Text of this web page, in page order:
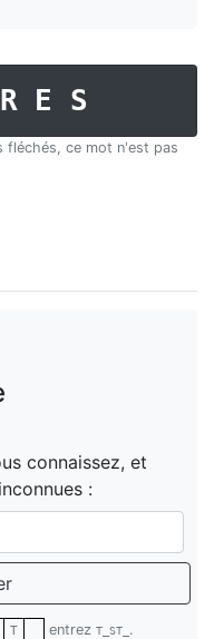
fléchés, ce mot n'est pas
connaissez, et
:
T entrez T_ST_ .